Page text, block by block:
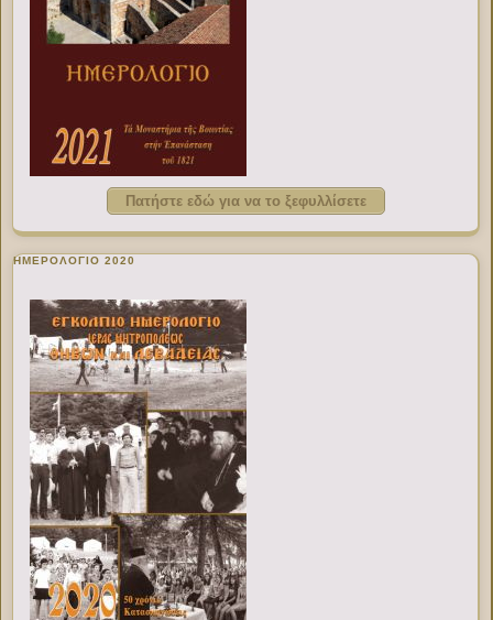
Πατήστε εδώ για να το ξεφυλλίσετε
ΗΜΕΡΟΛΟΓΙΟ 2020